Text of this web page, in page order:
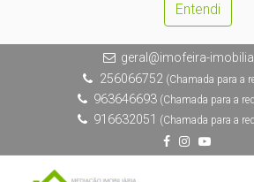
Entendi
geral@imofeira-
256066752(Chamada para a
963646693 (Chamada para a
916632051 (Chamada para a